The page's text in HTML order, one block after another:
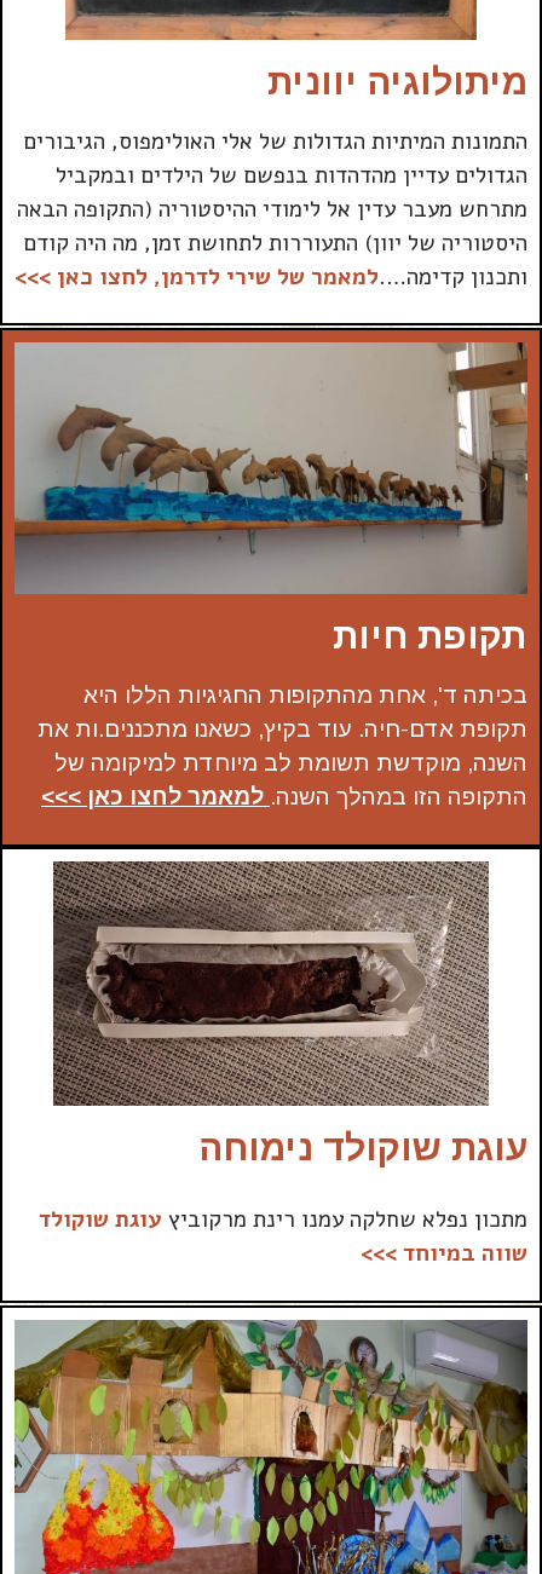
מיתולוגיה יוונית
התמונות המיתיות הגדולות של אלי האולימפוס, הגיבורים
הגדולים עדיין מהדהדות בנפשם של הילדים ובמקביל
מתרחש מעבר עדין אל לימודי ההיסטוריה (התקופה הבאה
היסטוריה של יוון) התעוררות לתחושת זמן, מה היה קודם
ותכנון קדימה….למאמר של שירי לדרמן, לחצו כאן >>>
תקופת חיות
בכיתה ד', אחת מהתקופות החגיגיות הללו היא
תקופת אדם-חיה. עוד בקיץ, כשאנו מתכננים.ות את
השנה, מוקדשת תשומת לב מיוחדת למיקומה של
התקופה הזו במהלך השנה. למאמר לחצו כאן >>>
עוגת שוקולד נימוחה
מתכון נפלא שחלקה עמנו רינת מרקוביץ עוגת שוקולד
שווה במיוחד >>>